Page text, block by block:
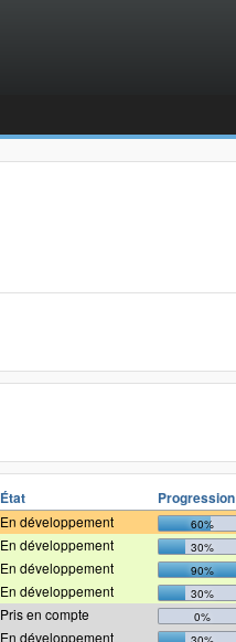
État Progression
En développement 60%
En développement 30%
En développement 90%
En développement 30%
Pris en compte 0%
En développement